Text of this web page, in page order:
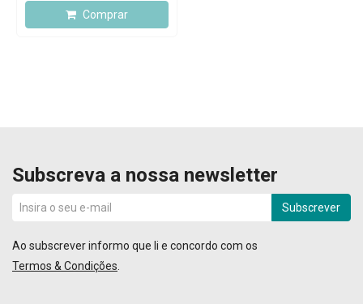
Comprar
Subscreva a nossa newsletter
Subscrever
Ao subscrever informo que li e concordo com os
Termos & Condições